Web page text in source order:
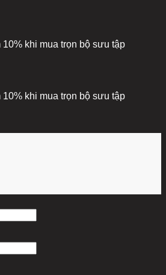
10% khi mua trọn bộ sưu tập
10% khi mua trọn bộ sưu tập